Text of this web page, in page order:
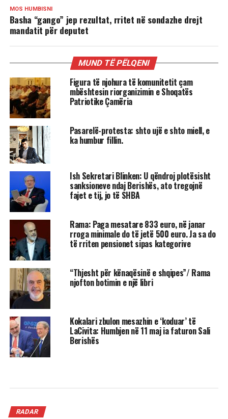
MOS HUMBISNI
Basha “gango” jep rezultat, rritet në sondazhe drejt
mandatit për deputet
MUND TË PËLQENI
Figura të njohura të komunitetit çam
mbështesin riorganizimin e Shoqatës
Patriotike Çamëria
Pasarelë-protesta: shto ujë e shto miell, e
ka humbur fillin.
Ish Sekretari Blinken: U qëndroj plotësisht
sanksioneve ndaj Berishës, ato tregojnë
fajet e tij, jo të SHBA
Rama: Paga mesatare 833 euro, në janar
rroga minimale do të jetë 500 euro. Ja sa do
të rriten pensionet sipas kategorive
“Thjesht për kënaqësinë e shqipes”/ Rama
njofton botimin e një libri
Kokalari zbulon mesazhin e ‘koduar’ të
LaCivita: Humbjen në 11 maj ia faturon Sali
Berishës
RADAR